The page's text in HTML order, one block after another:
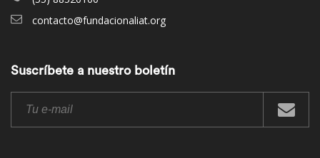
contacto@fundacionaliat.org
Suscríbete a nuestro boletín